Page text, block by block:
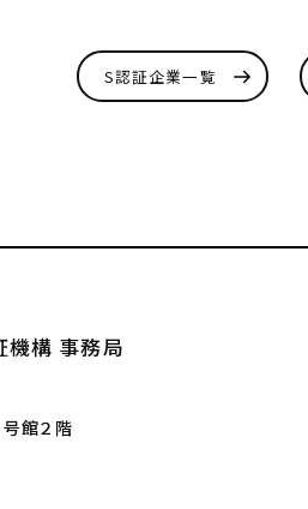
S認証企業一覧
機構 事務局
館２階